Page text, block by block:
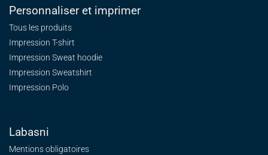
Personnaliser et imprimer
Tous les produits
Impression T-shirt
Impression Sweat hoodie
Impression Sweatshirt
Impression Polo
Labasni
Mentions obligatoires